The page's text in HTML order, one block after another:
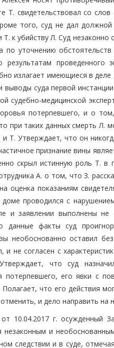
Т. свидетельствовал со
того, суд не дал
к убийству Л. Суд
по уточнению
результатам
излагает имеющиеся в
суда первой
судебно-медицинской
потерпевшего, и о
при таких данных смерть Л.
Т. Утверждает, что он
признание вины
скрыл истинную роль Т. в
А. о том, что З.
оценка показаниям
проводился с
и заявлении выполнены
данные факты суд
необоснованно оставил
и не согласен с
что суд
потерпевшего, его явки с
что его действия
и дело направить на
10.04.2017 г. осужденный
незаконным и
следствии и в суде,